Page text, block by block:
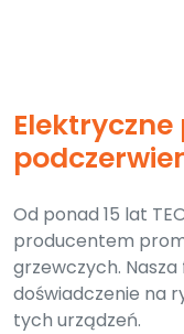
Od ponad 15 lat
producentem
grzewczych.
doświadczenie na
tych urządzeń.